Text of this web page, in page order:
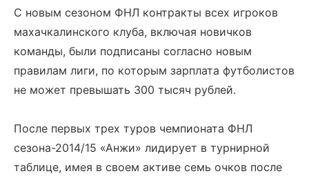
С новым сезоном ФНЛ контракты всех игроков
махачкалинского клуба, включая новичков
команды, были подписаны согласно новым
правилам лиги, по которым зарплата футболистов
не может превышать 300 тысяч рублей.
После первых трех туров чемпионата ФНЛ
сезона-2014/15 «Анжи» лидирует в турнирной
таблице, имея в своем активе семь очков после